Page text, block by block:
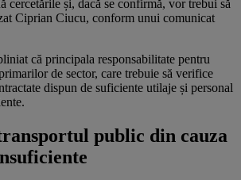
cercetările și, dacă se confirmă, vor trebui să
Ciprian Ciucu, conform unui comunicat
că principala responsabilitate pentru
de sector, care trebuie să verifice
dispun de suficiente utilaje și personal
public din cauza